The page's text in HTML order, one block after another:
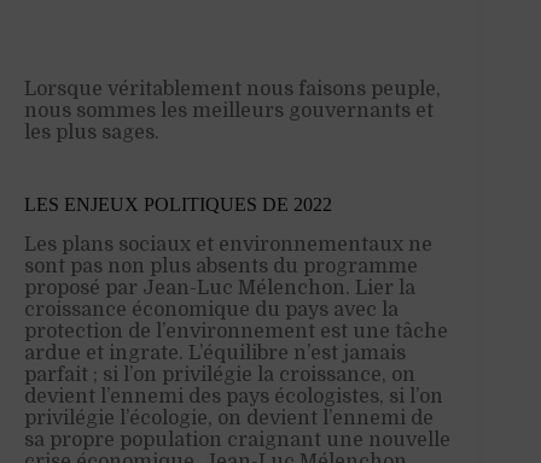
Lorsque véritablement nous faisons peuple,
nous sommes les meilleurs gouvernants et
les plus sages.
LES ENJEUX POLITIQUES DE 2022
Les plans sociaux et environnementaux ne
sont pas non plus absents du programme
proposé par Jean-Luc Mélenchon. Lier la
croissance économique du pays avec la
protection de l’environnement est une tâche
ardue et ingrate. L’équilibre n’est jamais
parfait ; si l’on privilégie la croissance, on
devient l’ennemi des pays écologistes, si l’on
privilégie l’écologie, on devient l’ennemi de
sa propre population craignant une nouvelle